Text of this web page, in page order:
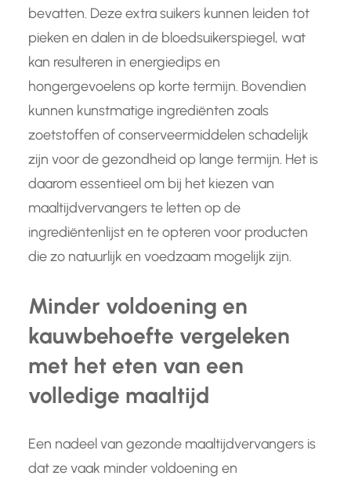
bevatten. Deze extra suikers kunnen leiden tot
pieken en dalen in de bloedsuikerspiegel, wat
kan resulteren in energiedips en
hongergevoelens op korte termijn. Bovendien
kunnen kunstmatige ingrediënten zoals
zoetstoffen of conserveermiddelen schadelijk
zijn voor de gezondheid op lange termijn. Het is
daarom essentieel om bij het kiezen van
maaltijdvervangers te letten op de
ingrediëntenlijst en te opteren voor producten
die zo natuurlijk en voedzaam mogelijk zijn.
Minder voldoening en
kauwbehoefte vergeleken
met het eten van een
volledige maaltijd
Een nadeel van gezonde maaltijdvervangers is
dat ze vaak minder voldoening en